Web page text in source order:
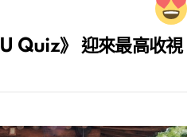
Quiz》 迎來最高收視